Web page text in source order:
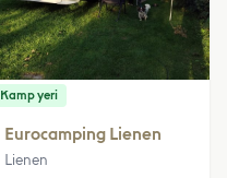
Kamp yeri
Eurocamping Lienen
Lienen